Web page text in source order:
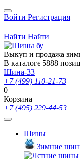
Войти Регистрация
Найти Найти
Выкуп и продажа
В каталоге 5888
Шина-33
+7 (499) 110-21-73
0
Корзина
+7 (495) 229-44-53
Шины
Зимние